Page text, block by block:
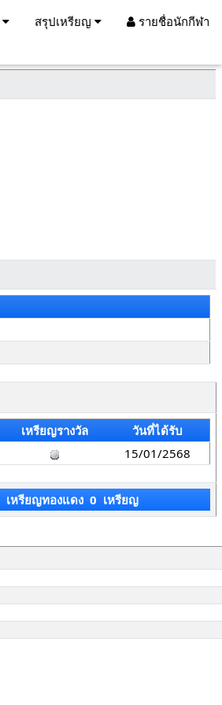
สรุปเหรียญ รายชื่อนักกีฬา
เหรียญรางวัล
วันที่ได้รับ
15/01/2568
เหรียญทองแดง 0 เหรียญ